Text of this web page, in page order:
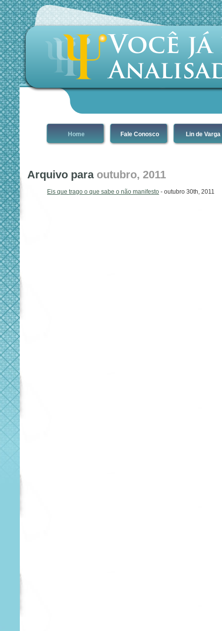
Home Fale Conosco Lin de Varga
Arquivo para outubro, 2011
Eis que trago o que sabe o não manifesto - outubro 30th, 2011